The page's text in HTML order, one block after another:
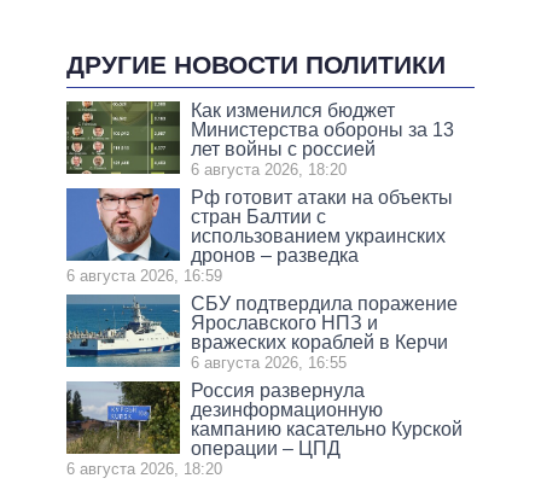
ДРУГИЕ НОВОСТИ ПОЛИТИКИ
Как изменился бюджет
Министерства обороны за 13
лет войны с россией
6 августа 2026, 18:20
Рф готовит атаки на объекты
стран Балтии с
использованием украинских
дронов – разведка
6 августа 2026, 16:59
СБУ подтвердила поражение
Ярославского НПЗ и
вражеских кораблей в Керчи
6 августа 2026, 16:55
Россия развернула
дезинформационную
кампанию касательно Курской
операции – ЦПД
6 августа 2026, 18:20